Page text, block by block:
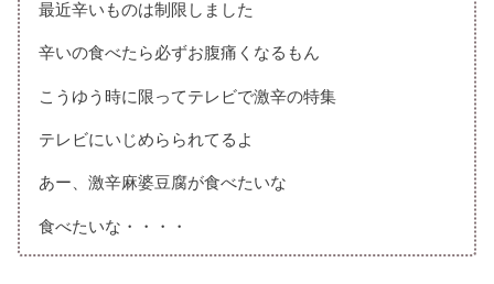
最近辛いものは制限しました
辛いの食べたら必ずお腹痛くなるもん
こうゆう時に限ってテレビで激辛の特集
テレビにいじめらられてるよ
あー、激辛麻婆豆腐が食べたいな
食べたいな・・・・